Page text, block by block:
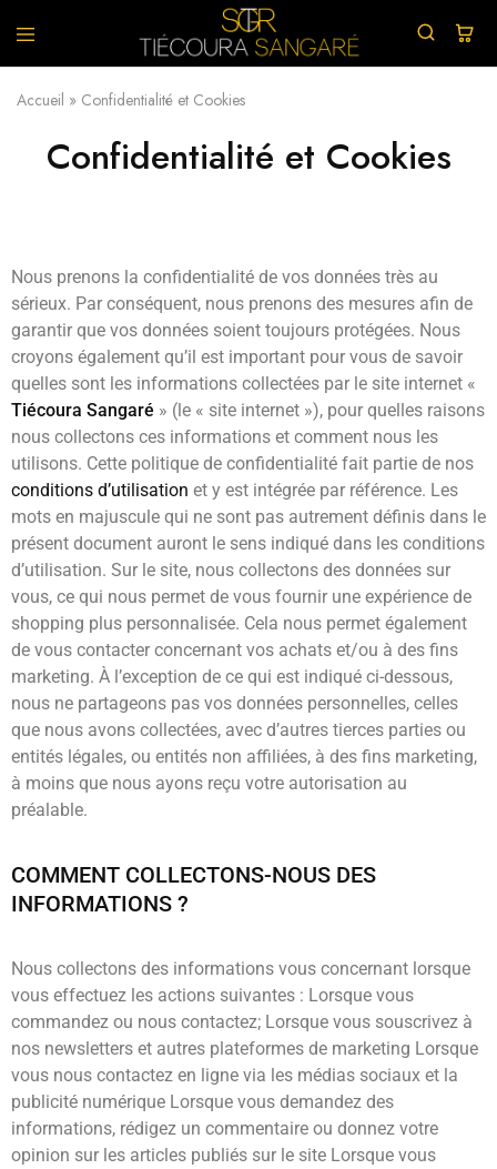
TIECOURA
SANGARE
Vêtements
Chaussures
avec
du
wax.
Accueil » Confidentialité et Cookies
Confidentialité et Cookies
Nous prenons la confidentialité de vos données très au
sérieux. Par conséquent, nous prenons des mesures afin de
garantir que vos données soient toujours protégées. Nous
croyons également qu’il est important pour vous de savoir
quelles sont les informations collectées par le site internet «
Tiécoura Sangaré » (le « site internet »), pour quelles raisons
nous collectons ces informations et comment nous les
utilisons. Cette politique de confidentialité fait partie de nos
conditions d’utilisation et y est intégrée par référence. Les
mots en majuscule qui ne sont pas autrement définis dans le
présent document auront le sens indiqué dans les conditions
d’utilisation. Sur le site, nous collectons des données sur
vous, ce qui nous permet de vous fournir une expérience de
shopping plus personnalisée. Cela nous permet également
de vous contacter concernant vos achats et/ou à des fins
marketing. À l’exception de ce qui est indiqué ci-dessous,
nous ne partageons pas vos données personnelles, celles
que nous avons collectées, avec d’autres tierces parties ou
entités légales, ou entités non affiliées, à des fins marketing,
à moins que nous ayons reçu votre autorisation au
préalable.
COMMENT COLLECTONS-NOUS DES
INFORMATIONS ?
Nous collectons des informations vous concernant lorsque
vous effectuez les actions suivantes : Lorsque vous
commandez ou nous contactez; Lorsque vous souscrivez à
nos newsletters et autres plateformes de marketing Lorsque
vous nous contactez en ligne via les médias sociaux et la
publicité numérique Lorsque vous demandez des
informations, rédigez un commentaire ou donnez votre
opinion sur les articles publiés sur le site Lorsque vous